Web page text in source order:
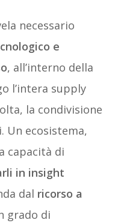
necessario
e
, all’interno della
l’intera supply
la condivisione
Un ecosistema,
capacità di
in insight
dal ricorso a
grado di